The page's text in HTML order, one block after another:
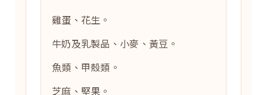
雞蛋、花生。
牛奶及乳製品、小麥、黃豆。
魚類、甲殼類。
芝麻、堅果。